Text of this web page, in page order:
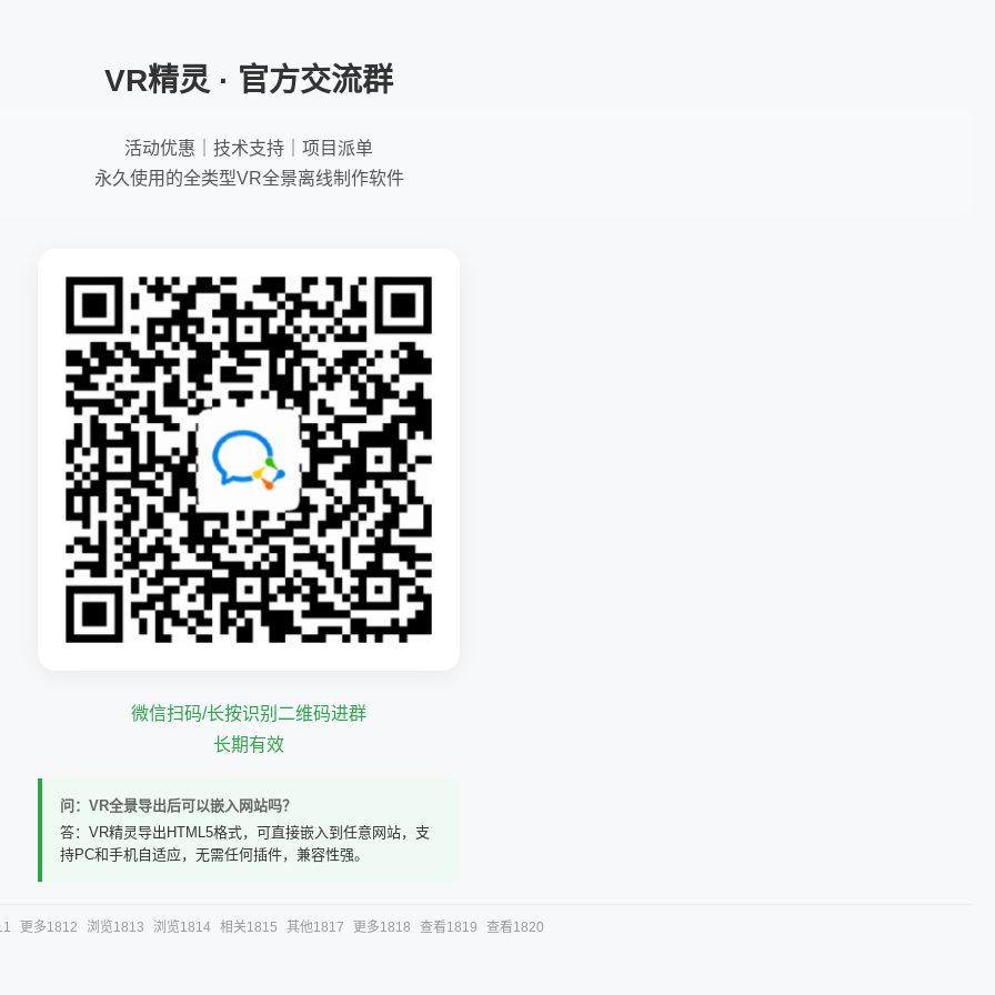
VR精灵 · 官方交流群
活动优惠｜技术支持｜项目派单
永久使用的全类型VR全景离线制作软件
微信扫码/长按识别二维码进群
长期有效
问：VR全景导出后可以嵌入网站吗？
答：VR精灵导出HTML5格式，可直接嵌入到任意网站，支
持PC和手机自适应，无需任何插件，兼容性强。
更多1812 浏览1813 浏览1814 相关1815 其他1817 更多1818 查看1819 查看1820